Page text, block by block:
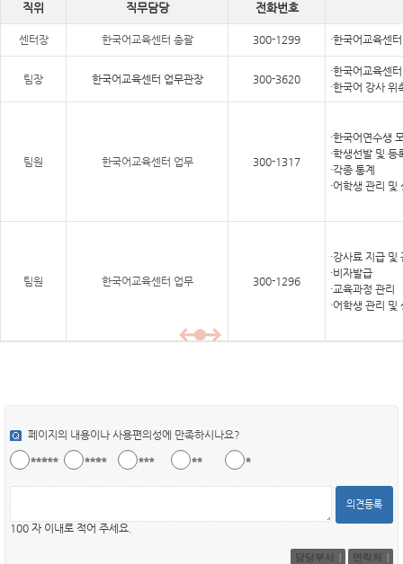
직위 직무담당 전화번호
센터장 한국어교육센터 총괄 300-1299 ·한국어교육센
팀장 한국어교육센터 업무관장 300-3620
·한국어교육센
·한국어 강사 위
팀원 한국어교육센터 업무 300-1317
·한국어연수생
·학생선발 및 등
·각종 통계
·어학생 관리 및
팀원 한국어교육센터 업무 300-1296
·강사료 지급 및
·비자발급
·교육과정 관리
·어학생 관리 및
페이지의 내용이나 사용편의성에 만족하시나요?
의견등록
100 자 이내로 적어 주세요.
담당부서 연락처